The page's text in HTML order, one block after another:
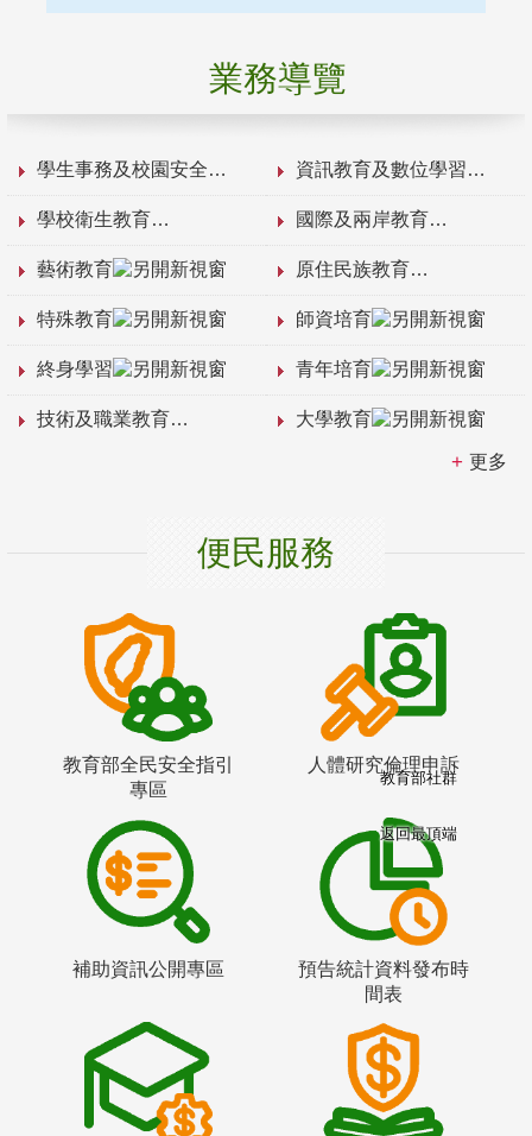
業務導覽
學生事務及校園安全 資訊教育及數位學習
學校衛生教育 國際及兩岸教育
藝術教育 原住民族教育
特殊教育 師資培育
終身學習 青年培育
技術及職業教育 大學教育
更多
便民服務
教育部全民安全指引
專區
人體研究倫理申訴
補助資訊公開專區
預告統計資料發布時
間表
教育部社群
返回最頂端